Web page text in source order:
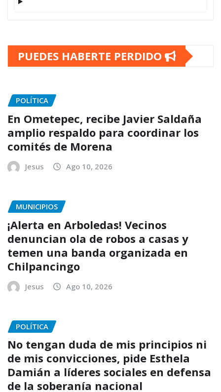
PUEDES HABERTE PERDIDO
POLÍTICA
En Ometepec, recibe Javier Saldaña
amplio respaldo para coordinar los
comités de Morena
Jesus Ago 10, 2026
MUNICIPIOS
¡Alerta en Arboledas! Vecinos
denuncian ola de robos a casas y
temen una banda organizada en
Chilpancingo
Jesus Ago 10, 2026
POLÍTICA
No tengan duda de mis principios ni
de mis convicciones, pide Esthela
Damián a líderes sociales en defensa
de la soberanía nacional